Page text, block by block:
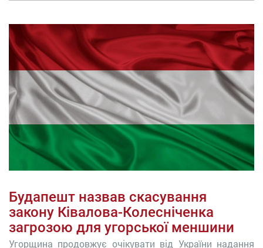
Будапешт назвав скасування
закону Ківалова-Колесніченка
загрозою для угорської меншини
Угорщина продовжує очікувати від України надання